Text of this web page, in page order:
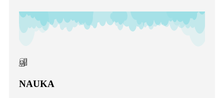
NAUKA